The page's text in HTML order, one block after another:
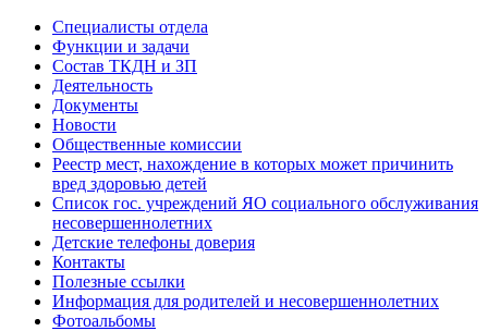
Специалисты отдела
Функции и задачи
Состав ТКДН и ЗП
Деятельность
Документы
Новости
Общественные комиссии
Реестр мест, нахождение в которых может причинить
вред здоровью детей
Список гос. учреждений ЯО социального обслуживания
несовершеннолетних
Детские телефоны доверия
Контакты
Полезные ссылки
Информация для родителей и несовершеннолетних
Фотоальбомы